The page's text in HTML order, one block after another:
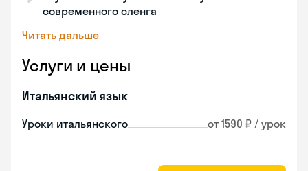
современного сленга
Читать дальше
Услуги и цены
Итальянский язык
Уроки итальянского от 1590 ₽ / урок